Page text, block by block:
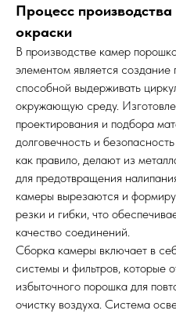
Процесс
окраски
В производстве камер
элементом является
способной выдерживать
окружающую среду.
проектирования и подбора
долговечность и
как правило, делают из
для предотвращения
камеры вырезаются и
резки и гибки, что
качество соединений.
Сборка камеры включает в
системы и фильтров, которые
избыточного порошка для
очистку воздуха. Система